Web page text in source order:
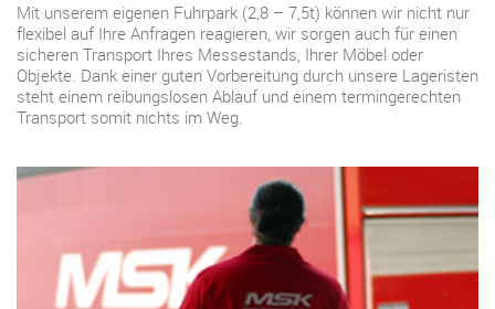
Mit unserem eigenen Fuhrpark (2,8 – 7,5t) können wir nicht nur
flexibel auf Ihre Anfragen reagieren, wir sorgen auch für einen
sicheren Transport Ihres Messestands, Ihrer Möbel oder
Objekte. Dank einer guten Vorbereitung durch unsere Lageristen
steht einem reibungslosen Ablauf und einem termingerechten
Transport somit nichts im Weg.